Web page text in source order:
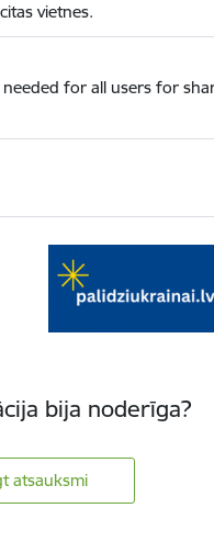
vietnes.
needed for all users for
bija noderīga?
atsauksmi